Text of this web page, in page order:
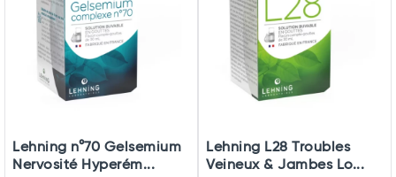
Lehning n°70 Gelsemium
Nervosité Hyperém...
Lehning L28 Troubles
Veineux & Jambes Lo...